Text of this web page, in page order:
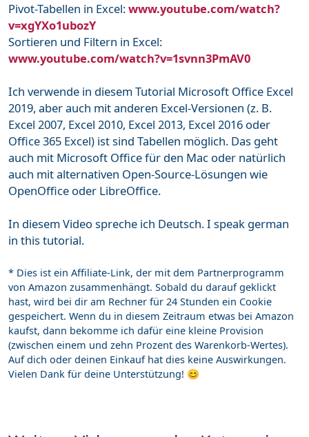
Pivot-Tabellen in Excel:www.youtube.com/watch?
v=xgYXo1ubozY
Sortieren und Filtern in Excel:
www.youtube.com/watch?v=1svnn3PmAV0
Ich verwende in diesem Tutorial Microsoft Office Excel
2019, aber auch mit anderen Excel-Versionen (z. B.
Excel 2007, Excel 2010, Excel 2013, Excel 2016 oder
Office 365 Excel) ist sind Tabellen möglich. Das geht
auch mit Microsoft Office für den Mac oder natürlich
auch mit alternativen Open-Source-Lösungen wie
OpenOffice oder LibreOffice.
In diesem Video spreche ich Deutsch. I speak german
in this tutorial.
* Dies ist ein Affiliate-Link, der mit dem Partnerprogramm
von Amazon zusammenhängt. Sobald du darauf geklickt
hast, wird bei dir am Rechner für 24 Stunden ein Cookie
gespeichert. Wenn du in diesem Zeitraum etwas bei Amazon
kaufst, dann bekomme ich dafür eine kleine Provision
(zwischen einem und zehn Prozent des Warenkorb-Wertes).
Auf dich oder deinen Einkauf hat dies keine Auswirkungen.
Vielen Dank für deine Unterstützung! 😊